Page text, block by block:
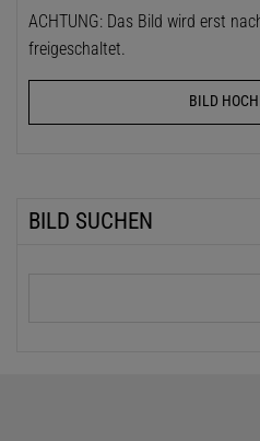
ACHTUNG: Das Bild wird erst
freigeschaltet.
BILD
BILD SUCHEN